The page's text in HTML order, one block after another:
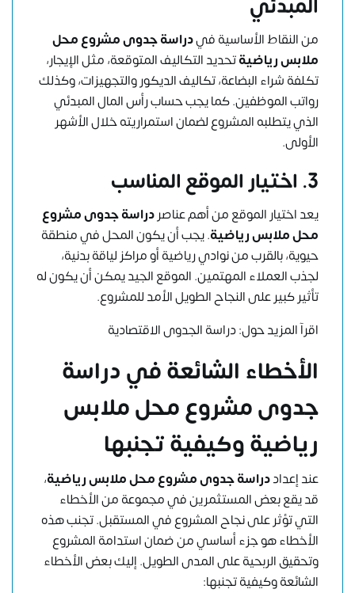
المبدئي
من النقاط الأساسية فيدراسة جدوى مشروع محل
ملابس رياضيةتحديد التكاليف المتوقعة، مثل الإيجار،
تكلفة شراء البضاعة، تكاليف الديكور والتجهيزات، وكذلك
رواتب الموظفين. كما يجب حساب رأس المال المبدئي
الذي يتطلبه المشروع لضمان استمراريته خلال الأشهر
الأولى.
3. اختيار الموقع المناسب
يعد اختيار الموقع من أهم عناصردراسة جدوىمشروع
محل ملابس رياضية. يجب أن يكون المحل في منطقة
حيوية، بالقرب من نوادي رياضية أو مراكز لياقة بدنية،
لجذب العملاء المهتمين. الموقع الجيد يمكن أن يكون له
تأثير كبير على النجاح الطويل الأمد للمشروع.
اقرآ المزيد حول:دراسة الجدوى الاقتصادية
الأخطاء الشائعة فيدراسة
جدوى مشروع محل ملابس
رياضيةوكيفية تجنبها
عند إعداددراسة جدوى مشروع محل ملابس رياضية،
قد يقع بعض المستثمرين في مجموعة من الأخطاء
التي تؤثر على نجاح المشروع في المستقبل. تجنب هذه
الأخطاء هو جزء أساسي من ضمان استدامة المشروع
وتحقيق الربحية على المدى الطويل. إليك بعض الأخطاء
الشائعة وكيفية تجنبها: